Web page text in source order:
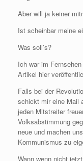
Aber will ja keiner
Ist scheinbar meine
Was soll’s?
Ich war im
Artikel hier
Falls bei der
schickt mir eine Mail
jeden Mitstreiter
Volksabstimmung
neue und machen
Kommunismus zu
Wann wenn nicht